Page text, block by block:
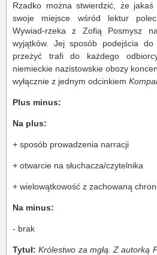
Rzadko można stwierdzić, że
swoje miejsce wśród lektur
Wywiad-rzeka z Zofią Posmysz
wyjątków. Jej sposób podejścia do
przeżyć trafi do każdego
niemieckie nazistowskie obozy
wyłącznie z jednym odcinkiem
Plus minus:
Na plus:
+ sposób prowadzenia narracji
+ otwarcie na słuchacza/czytelnika
+ wielowątkowość z zachowaną
Na minus:
- brak
Tytuł:Królestwo za mgłą. Z autorką